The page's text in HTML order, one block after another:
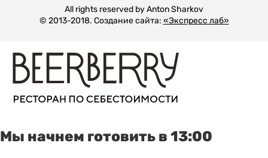
All rights reserved by Anton Sharkov
© 2013-2018. Создание сайта: «Экспресс лаб»
Мы начнем готовить в 13:00